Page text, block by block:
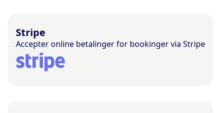
Stripe
Accepter online betalinger for bookinger via Stripe